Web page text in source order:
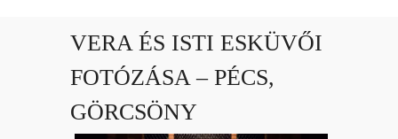
VERA ÉS ISTI ESKÜVŐI
FOTÓZÁSA – PÉCS,
GÖRCSÖNY